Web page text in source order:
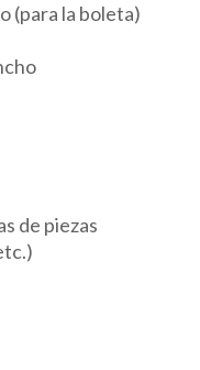
(para la boleta)
de piezas